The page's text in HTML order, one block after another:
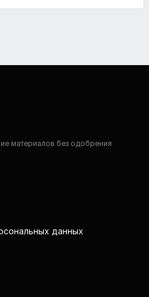
материалов без одобрения
данных